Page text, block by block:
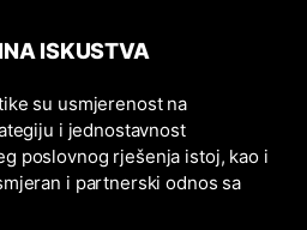
ISKUSTVA
su usmjerenost na
i jednostavnost
poslovnog rješenja istoj, kao i
i partnerski odnos sa